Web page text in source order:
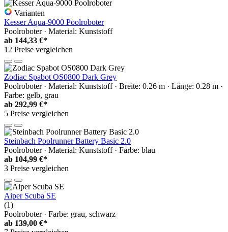
Varianten
Kesser Aqua-9000 Poolroboter
Poolroboter · Material: Kunststoff
ab 144,33 €*
12 Preise vergleichen
Zodiac Spabot OS0800 Dark Grey
Poolroboter · Material: Kunststoff · Breite: 0.26 m · Länge: 0.28 m ·
Farbe: gelb, grau
ab 292,99 €*
5 Preise vergleichen
Steinbach Poolrunner Battery Basic 2.0
Poolroboter · Material: Kunststoff · Farbe: blau
ab 104,99 €*
3 Preise vergleichen
Aiper Scuba SE
(1)
Poolroboter · Farbe: grau, schwarz
ab 139,00 €*